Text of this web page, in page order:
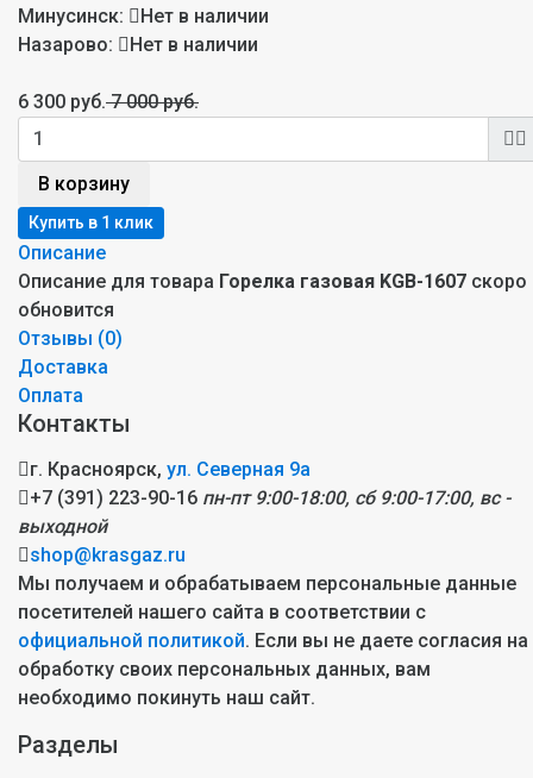
Минусинск:
Нет в наличии
Назарово:
Нет в наличии
6 300 руб.7 000 руб.
В корзину
Описание
Описание для товара Горелка газовая KGB-1607 скоро
обновится
Отзывы (0)
Доставка
Оплата
Контакты
г. Красноярск, ул. Северная 9а
+7 (391) 223-90-16 пн-пт 9:00-18:00, сб 9:00-17:00, вс -
выходной
shop@krasgaz.ru
Мы получаем и обрабатываем персональные данные
посетителей нашего сайта в соответствии с
официальной политикой. Если вы не даете согласия на
обработку своих персональных данных, вам
необходимо покинуть наш сайт.
Разделы